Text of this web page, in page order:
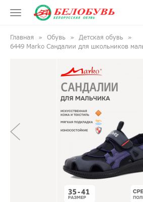
Главная Обувь
Детская обувь
6449 Marko Сандалии для школьников